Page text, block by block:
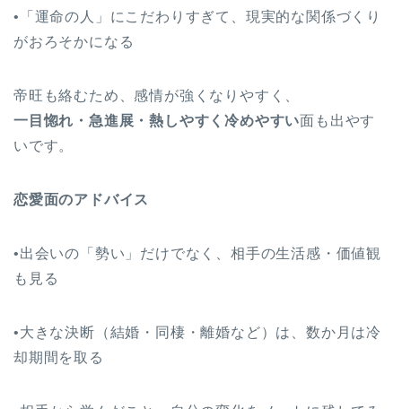
•「運命の人」にこだわりすぎて、現実的な関係づくり
がおろそかになる
帝旺も絡むため、感情が強くなりやすく、
一目惚れ・急進展・熱しやすく冷めやすい面も出やす
いです。
恋愛面のアドバイス
•出会いの「勢い」だけでなく、相手の生活感・価値観
も見る
•大きな決断（結婚・同棲・離婚など）は、数か月は冷
却期間を取る